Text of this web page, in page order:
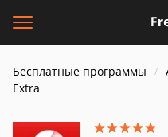
Бесплатные программы
Extra